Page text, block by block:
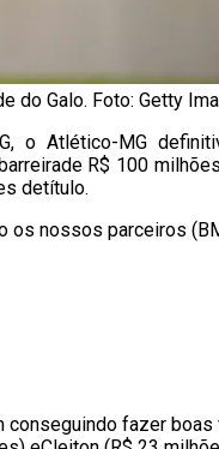
do Galo. Foto: Getty
o Atlético-MG
R$ 100
detítulo.
nossos parceiros
fazer